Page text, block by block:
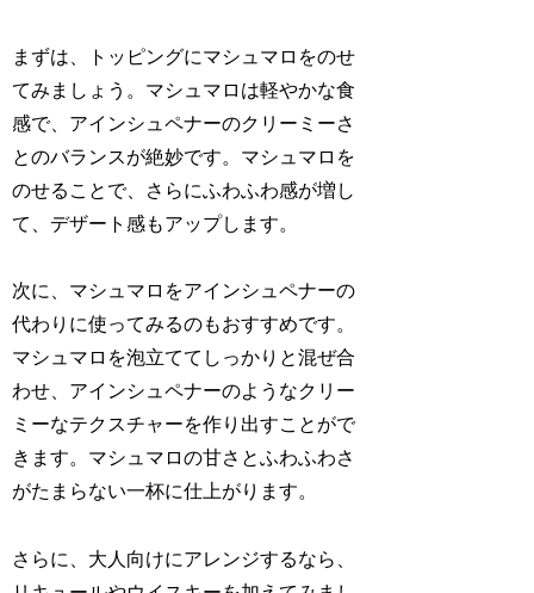
まずは、トッピングにマシュマロをのせ
てみましょう。マシュマロは軽やかな食
感で、アインシュペナーのクリーミーさ
とのバランスが絶妙です。マシュマロを
のせることで、さらにふわふわ感が増し
て、デザート感もアップします。
次に、マシュマロをアインシュペナーの
代わりに使ってみるのもおすすめです。
マシュマロを泡立ててしっかりと混ぜ合
わせ、アインシュペナーのようなクリー
ミーなテクスチャーを作り出すことがで
きます。マシュマロの甘さとふわふわさ
がたまらない一杯に仕上がります。
さらに、大人向けにアレンジするなら、